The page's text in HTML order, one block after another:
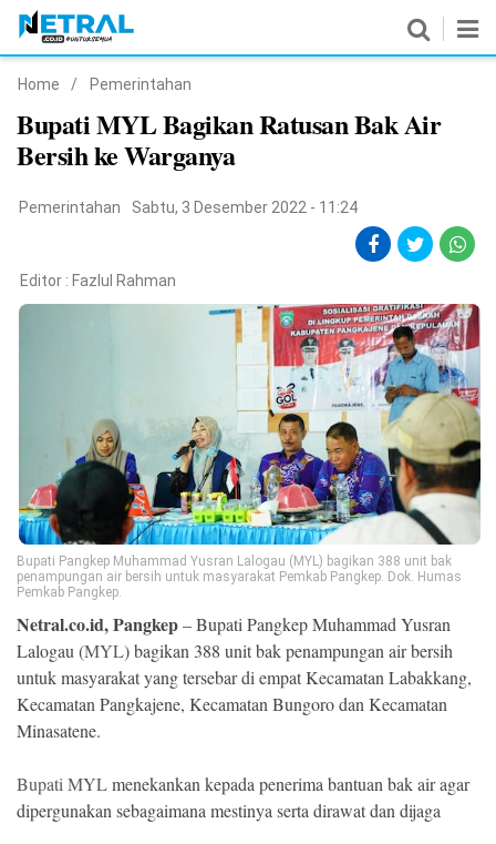
Nasional
Pemerintahan
Hukrim
Olahraga
Ekonomi
Memori
Home / Pemerintahan
Bupati MYL Bagikan Ratusan Bak Air
Bersih ke Warganya
Pemerintahan Sabtu, 3 Desember 2022 - 11:24
Editor : Fazlul Rahman
Bupati Pangkep Muhammad Yusran Lalogau (MYL) bagikan 388 unit bak
penampungan air bersih untuk masyarakat Pemkab Pangkep. Dok. Humas
Pemkab Pangkep.
Netral.co.id, Pangkep– Bupati Pangkep Muhammad Yusran
Lalogau (MYL) bagikan 388 unit bak penampungan air bersih
untuk masyarakat yang tersebar di empat Kecamatan Labakkang,
Kecamatan Pangkajene, Kecamatan Bungoro dan Kecamatan
Minasatene.
Bupati MYLmenekankan kepada penerima bantuan bak air agar
dipergunakan sebagaimana mestinya serta dirawat dan dijaga